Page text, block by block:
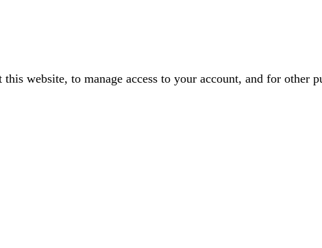
website, to manage access to your account, and for other